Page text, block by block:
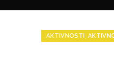
AKTIVNOSTI ,